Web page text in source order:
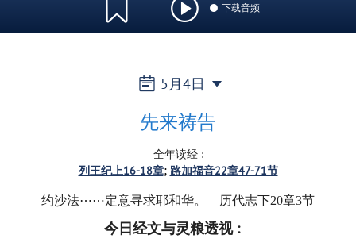
下载音频
0:00 / 0:00
5月4日
先来祷告
全年读经:
列王纪上16-18章 路加福音22章47-71节
约沙法⋯⋯定意寻求耶和华。—历代志下20章3节
今日经文与灵粮透视 :